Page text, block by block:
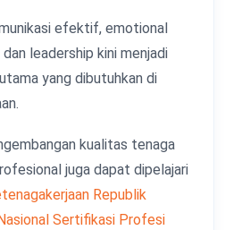
efektif, emotional
leadership kini menjadi
yang dibutuhkan di
kualitas tenaga
juga dapat dipelajari
Republik
Sertifikasi Profesi